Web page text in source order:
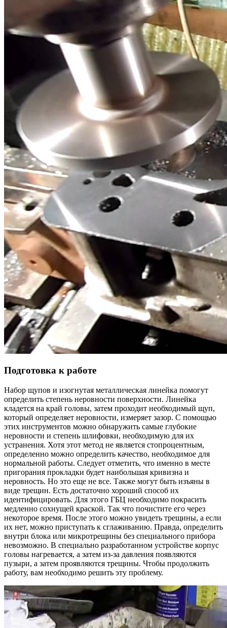
Подготовка к работе
Набор щупов и изогнутая металлическая линейка помогут
определить степень неровности поверхности. Линейка
кладется на край головы, затем проходит необходимый щуп,
который определяет неровности, измеряет зазор. С помощью
этих инструментов можно обнаружить самые глубокие
неровности и степень шлифовки, необходимую для их
устранения. Хотя этот метод не является стопроцентным,
определенно можно определить качество, необходимое для
нормальной работы. Следует отметить, что именно в месте
пригорания прокладки будет наибольшая кривизна и
неровность. Но это еще не все. Также могут быть изъяны в
виде трещин. Есть достаточно хороший способ их
идентифицировать. Для этого ГБЦ необходимо покрасить
медленно сохнущей краской. Так что почистите его через
некоторое время. После этого можно увидеть трещины, а если
их нет, можно приступать к сглаживанию. Правда, определить
внутри блока или микротрещины без специального прибора
невозможно. В специально разработанном устройстве корпус
головы нагревается, а затем из-за давления появляются
пузыри, а затем проявляются трещины. Чтобы продолжить
работу, вам необходимо решить эту проблему.